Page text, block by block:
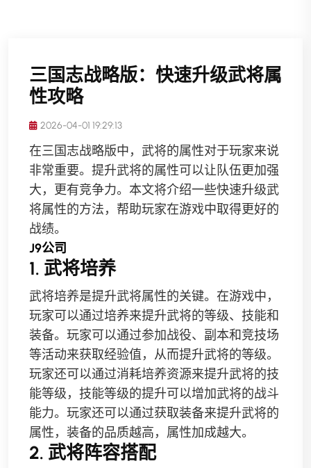
三国志战略版：快速升级武将属
性攻略
2026-04-01 19:29:13
在三国志战略版中，武将的属性对于玩家来说
非常重要。提升武将的属性可以让队伍更加强
大，更有竞争力。本文将介绍一些快速升级武
将属性的方法，帮助玩家在游戏中取得更好的
战绩。
J9公司
1. 武将培养
武将培养是提升武将属性的关键。在游戏中，
玩家可以通过培养来提升武将的等级、技能和
装备。玩家可以通过参加战役、副本和竞技场
等活动来获取经验值，从而提升武将的等级。
玩家还可以通过消耗培养资源来提升武将的技
能等级，技能等级的提升可以增加武将的战斗
能力。玩家还可以通过获取装备来提升武将的
属性，装备的品质越高，属性加成越大。
2. 武将阵容搭配